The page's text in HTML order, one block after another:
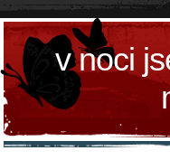
v noci